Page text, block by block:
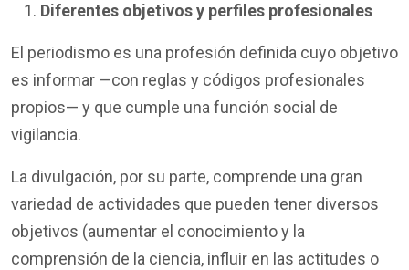
Diferentes objetivos y perfiles profesionales
El periodismo es una profesión definida cuyo objetivo
es informar —con reglas y códigos profesionales
propios— y que cumple una función social de
vigilancia.
La divulgación, por su parte, comprende una gran
variedad de actividades que pueden tener diversos
objetivos (aumentar el conocimiento y la
comprensión de la ciencia, influir en las actitudes o